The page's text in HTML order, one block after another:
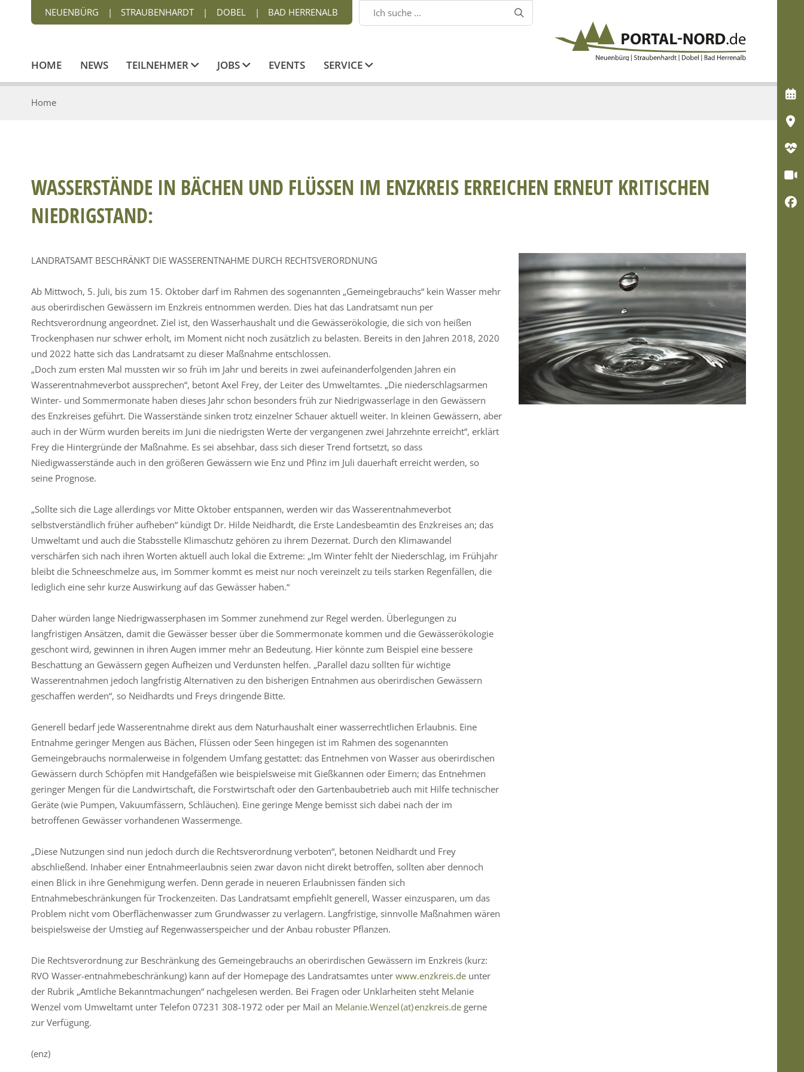
NEUENBÜRG | STRAUBENHARDT | DOBEL | BAD HERRENALB 
HOME NEWS TEILNEHMER JOBS EVENTS SERVICE
Home
WASSERSTÄNDE IN BÄCHEN UND FLÜSSEN IM ENZKREIS ERREICHEN ERNEUT KRITISCHEN
NIEDRIGSTAND:
LANDRATSAMT BESCHRÄNKT DIE WASSERENTNAHME DURCH RECHTSVERORDNUNG
Ab Mittwoch, 5. Juli, bis zum 15. Oktober darf im Rahmen des sogenannten „Gemeingebrauchs“ kein Wasser mehr
aus oberirdischen Gewässern im Enzkreis entnommen werden. Dies hat das Landratsamt nun per
Rechtsverordnung angeordnet. Ziel ist, den Wasserhaushalt und die Gewässerökologie, die sich von heißen
Trockenphasen nur schwer erholt, im Moment nicht noch zusätzlich zu belasten. Bereits in den Jahren 2018, 2020
und 2022 hatte sich das Landratsamt zu dieser Maßnahme entschlossen.
„Doch zum ersten Mal mussten wir so früh im Jahr und bereits in zwei aufeinanderfolgenden Jahren ein
Wasserentnahmeverbot aussprechen“, betont Axel Frey, der Leiter des Umweltamtes. „Die niederschlagsarmen
Winter- und Sommermonate haben dieses Jahr schon besonders früh zur Niedrigwasserlage in den Gewässern
des Enzkreises geführt. Die Wasserstände sinken trotz einzelner Schauer aktuell weiter. In kleinen Gewässern, aber
auch in der Würm wurden bereits im Juni die niedrigsten Werte der vergangenen zwei Jahrzehnte erreicht“, erklärt
Frey die Hintergründe der Maßnahme. Es sei absehbar, dass sich dieser Trend fortsetzt, so dass
Niedigwasserstände auch in den größeren Gewässern wie Enz und Pfinz im Juli dauerhaft erreicht werden, so
seine Prognose.
„Sollte sich die Lage allerdings vor Mitte Oktober entspannen, werden wir das Wasserentnahmeverbot
selbstverständlich früher aufheben“ kündigt Dr. Hilde Neidhardt, die Erste Landesbeamtin des Enzkreises an; das
Umweltamt und auch die Stabsstelle Klimaschutz gehören zu ihrem Dezernat. Durch den Klimawandel
verschärfen sich nach ihren Worten aktuell auch lokal die Extreme: „Im Winter fehlt der Niederschlag, im Frühjahr
bleibt die Schneeschmelze aus, im Sommer kommt es meist nur noch vereinzelt zu teils starken Regenfällen, die
lediglich eine sehr kurze Auswirkung auf das Gewässer haben.“
Daher würden lange Niedrigwasserphasen im Sommer zunehmend zur Regel werden. Überlegungen zu
langfristigen Ansätzen, damit die Gewässer besser über die Sommermonate kommen und die Gewässerökologie
geschont wird, gewinnen in ihren Augen immer mehr an Bedeutung. Hier könnte zum Beispiel eine bessere
Beschattung an Gewässern gegen Aufheizen und Verdunsten helfen. „Parallel dazu sollten für wichtige
Wasserentnahmen jedoch langfristig Alternativen zu den bisherigen Entnahmen aus oberirdischen Gewässern
geschaffen werden“, so Neidhardts und Freys dringende Bitte.
Generell bedarf jede Wasserentnahme direkt aus dem Naturhaushalt einer wasserrechtlichen Erlaubnis. Eine
Entnahme geringer Mengen aus Bächen, Flüssen oder Seen hingegen ist im Rahmen des sogenannten
Gemeingebrauchs normalerweise in folgendem Umfang gestattet: das Entnehmen von Wasser aus oberirdischen
Gewässern durch Schöpfen mit Handgefäßen wie beispielsweise mit Gießkannen oder Eimern; das Entnehmen
geringer Mengen für die Landwirtschaft, die Forstwirtschaft oder den Gartenbaubetrieb auch mit Hilfe technischer
Geräte (wie Pumpen, Vakuumfässern, Schläuchen). Eine geringe Menge bemisst sich dabei nach der im
betroffenen Gewässer vorhandenen Wassermenge.
„Diese Nutzungen sind nun jedoch durch die Rechtsverordnung verboten“, betonen Neidhardt und Frey
abschließend. Inhaber einer Entnahmeerlaubnis seien zwar davon nicht direkt betroffen, sollten aber dennoch
einen Blick in ihre Genehmigung werfen. Denn gerade in neueren Erlaubnissen fänden sich
Entnahmebeschränkungen für Trockenzeiten. Das Landratsamt empfiehlt generell, Wasser einzusparen, um das
Problem nicht vom Oberflächenwasser zum Grundwasser zu verlagern. Langfristige, sinnvolle Maßnahmen wären
beispielsweise der Umstieg auf Regenwasserspeicher und der Anbau robuster Pflanzen.
Die Rechtsverordnung zur Beschränkung des Gemeingebrauchs an oberirdischen Gewässern im Enzkreis (kurz:
RVO Wasser-entnahmebeschränkung) kann auf der Homepage des Landratsamtes unterwww.enzkreis.deunter
der Rubrik „Amtliche Bekanntmachungen“ nachgelesen werden. Bei Fragen oder Unklarheiten steht Melanie
Wenzel vom Umweltamt unter Telefon 07231 308-1972 oder per Mail an Melanie.Wenzel (at) enzkreis.degerne
zur Verfügung.
(enz)




